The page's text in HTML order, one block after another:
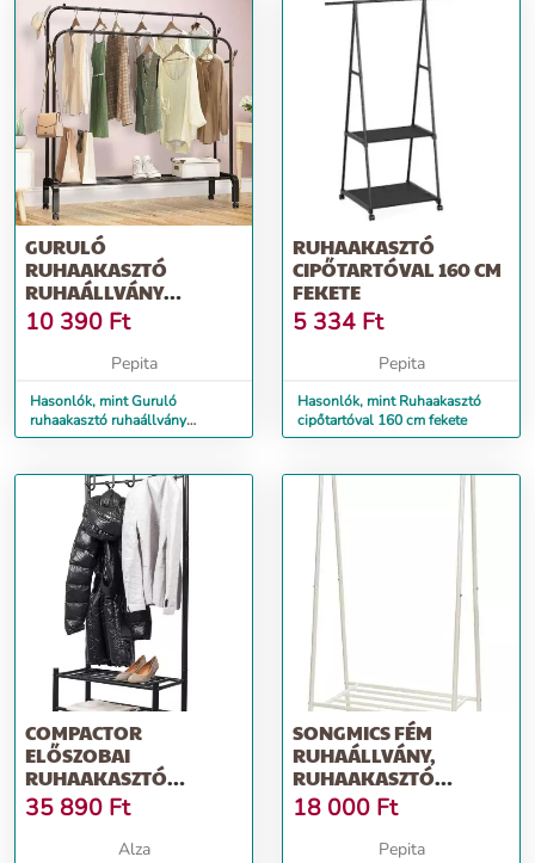
GURULÓ
RUHAAKASZTÓ
RUHAÁLLVÁNY
CIPŐTARTÓVAL 154 X
58 X 150 CM FEKETE
10 390 Ft
Pepita
Hasonlók, mint Guruló
ruhaakasztó ruhaállvány
cipőtartóval 154 x 58 x 150 cm
RUHAAKASZTÓ
CIPŐTARTÓVAL 160 CM
FEKETE
5 334 Ft
Pepita
Hasonlók, mint Ruhaakasztó
cipőtartóval 160 cm fekete
COMPACTOR
ELŐSZOBAI
RUHAAKASZTÓ
CIPŐSPOLCOKKAL,
FÉM, FEKETE
35 890 Ft
Alza
SONGMICS FÉM
RUHAÁLLVÁNY,
RUHAAKASZTÓ
SÍNNEL,
CIPŐTARTÓVAL 87,5 X...
18 000 Ft
Pepita